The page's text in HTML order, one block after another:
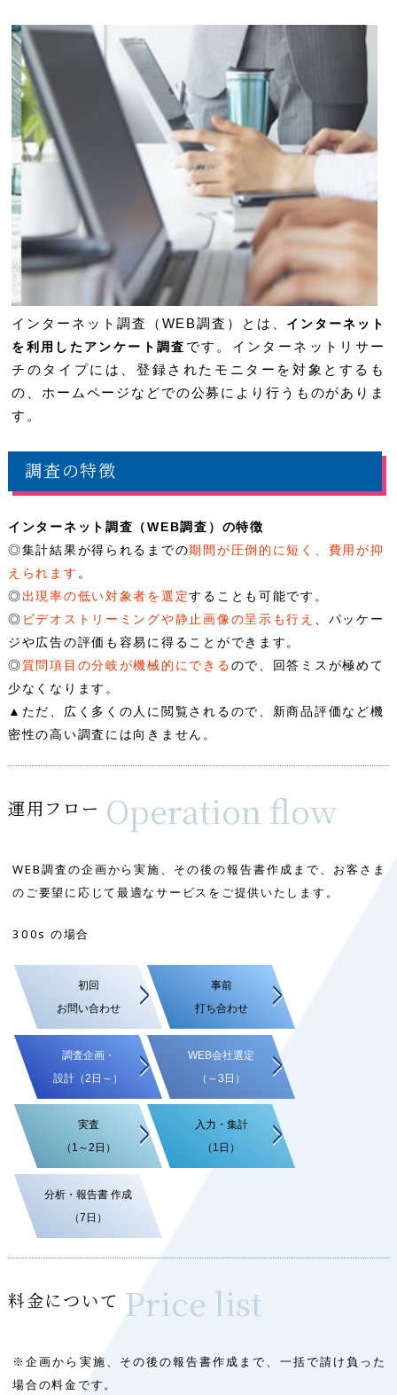
インターネット調査（WEB調査）とは、 インターネット
を利用したアンケート調査 です。インターネットリサー
チのタイプには、登録されたモニターを対象とするも
の、ホームページなどでの公募により行うものがありま
す。
調査の特徴
インターネット調査（WEB調査）の特徴
◎集計結果が得られるまでの期間が圧倒的に短く、費用が抑
えられます 。
◎出現率の低い対象者を選定することも可能です。
◎ ビデオストリーミングや静止画像の呈示も行え
、パッケー
ジや広告の評価も容易に得ることができます。
◎質問項目の分岐が機械的にできるので、回答ミスが極めて
少なくなります。
▲ただ、広く多くの人に閲覧されるので、新商品評価など機
密性の高い調査には向きません。
運用フロー Operation flow
WEB調査の企画から実施、その後の報告書作成まで、お客さま
のご要望に応じて最適なサービスをご提供いたします。
300s の場合
初回
お問い合わせ
事前
打ち合わせ
調査企画・
設計（2日～）
WEB会社選定
（～3日）
実査
（1～2日）
入力・集計
（1日）
分析・報告書 作成
（7日）
料金について Price list
※企画から実施、その後の報告書作成まで、一括で請け負った
場合の料金です。